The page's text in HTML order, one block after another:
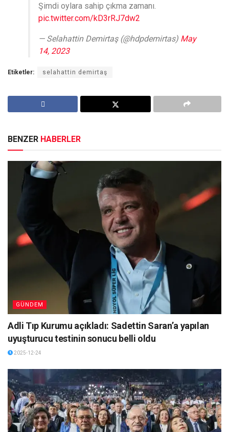
Şimdi oylara sahip çıkma zamanı.
pic.twitter.com/kD3rRJ7dw2
— Selahattin Demirtaş (@hdpdemirtas) May
14, 2023
Etiketler: selahattin demirtaş
BENZER HABERLER
GÜNDEM
Adli Tıp Kurumu açıkladı: Sadettin Saran’a yapılan
uyuşturucu testinin sonucu belli oldu
2025-12-24